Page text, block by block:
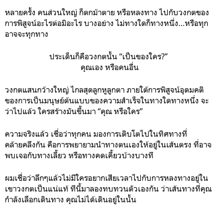
หลายครั้ง คนส่วนใหญ่ ก็ตกม้าตาย หรือหลงทาง ไปกับวงกตของ
การพิสูจน์อะไรต่อมิอะไร บางอย่าง ไม่ทางใดก็ทางหนึ่ง…หรือทุก
อาจจะทุกทาง
ประเด็นก็คือวงกตนั้น “เป็นของใคร?”
คุณเอง หรือคนอื่น
วงกตแสนกว้างใหญ่ ไกลสุดลูกหูลูกตา ภายใต้การพิสูจน์อุดมคติ
ของการเป็นมนุษย์ต้นแบบของความสำเร็จในทางใดทางหนึ่ง จะ
ว่าไปแล้ว ใครสร้างมันขึ้นมา “คุณ หรือใคร”
ความจริงแล้ว เชื่อว่าทุกคน มองการเติบโตไปในทิศทางที่
คล้ายคลึงกัน คือการพยายามนำทางตนเองให้อยู่ในเส้นตรง ที่อาจ
พบเจอกับทางเลี้ยว หรือทางคดเคี้ยวบ้างบางที
ผมเชื่อว่าลึกๆแล้วไม่มีใครอยากเสียเวลาไปกับการหลงทางอยู่ใน
เขาวงกตเป็นแน่แท้ ทีนี้มาลองทบทวนตัวเองกัน ว่าเส้นทางที่คุณ
กำลังเลือกเดินทาง คุณไม่ได้เดินอยู่ในนั้น